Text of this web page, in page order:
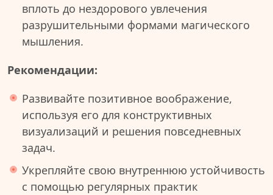
вплоть до нездорового увлечения
разрушительными формами магического
мышления.
Рекомендации:
Развивайте позитивное воображение,
используя его для конструктивных
визуализаций и решения повседневных
задач.
Укрепляйте свою внутреннюю устойчивость
с помощью регулярных практик